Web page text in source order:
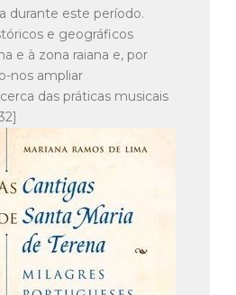
durante este período.
e geográficos
e à zona raiana e, por
nos ampliar
das práticas musicais